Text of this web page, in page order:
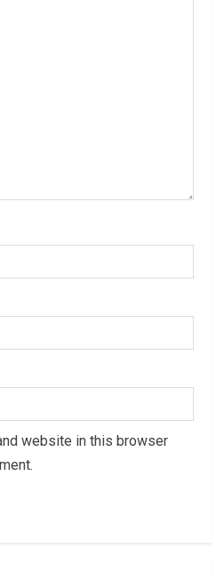
website in this browser